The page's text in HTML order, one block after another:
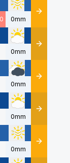
0mm Détails
0mm Détails
0mm Détails
0mm Détails
0mm Détails